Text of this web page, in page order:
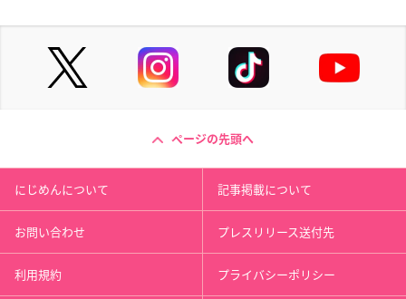
ページの先頭へ
にじめんについて 記事掲載について
お問い合わせ プレスリリース送付先
利用規約 プライバシーポリシー